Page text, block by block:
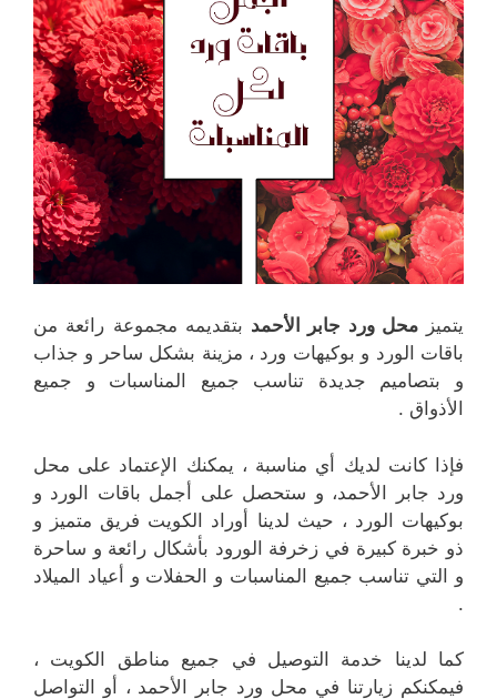
يتميزمحل ورد جابر الأحمد بتقديمه مجموعة رائعة من
باقات الورد و بوكيهات ورد ، مزينة بشكل ساحر و جذاب
و بتصاميم جديدة تناسب جميع المناسبات و جميع
الأذواق .
فإذا كانت لديك أي مناسبة ، يمكنك الإعتماد على محل
ورد جابر الأحمد، و ستحصل على أجمل باقات الورد و
بوكيهات الورد ، حيث لدينا أوراد الكويت فريق متميز و
ذو خبرة كبيرة في زخرفة الورود بأشكال رائعة و ساحرة
و التي تناسب جميع المناسبات و الحفلات و أعياد الميلاد
.
كما لدينا خدمة التوصيل في جميع مناطق الكويت ،
فيمكنكم زيارتنا في محل ورد جابر الأحمد ، أو التواصل